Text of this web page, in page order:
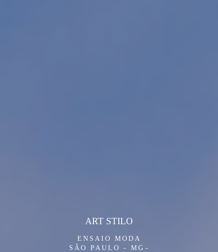
ENSAIO MODA
SÃO PAULO - MG
ART STILO